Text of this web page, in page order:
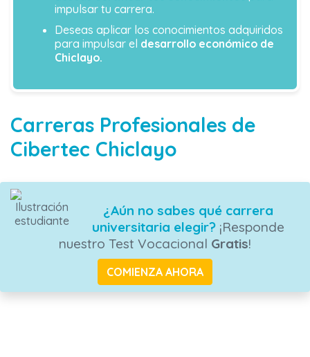
impulsar tu carrera.
Deseas aplicar los conocimientos adquiridos
para impulsar el desarrollo económico de
Chiclayo.
Carreras Profesionales de
Cibertec Chiclayo
¿Aún no sabes qué carrera
universitaria elegir?¡Responde
nuestro Test Vocacional Gratis!
COMIENZA AHORA